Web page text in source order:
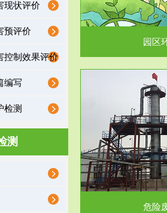
现状评价
预评价
控制效果评价
编写
检测
测
给侧结...
园区
据，其
围
理
人民共和国固体废物
定，危...
危险
蔚蓝生态环境科技
括市